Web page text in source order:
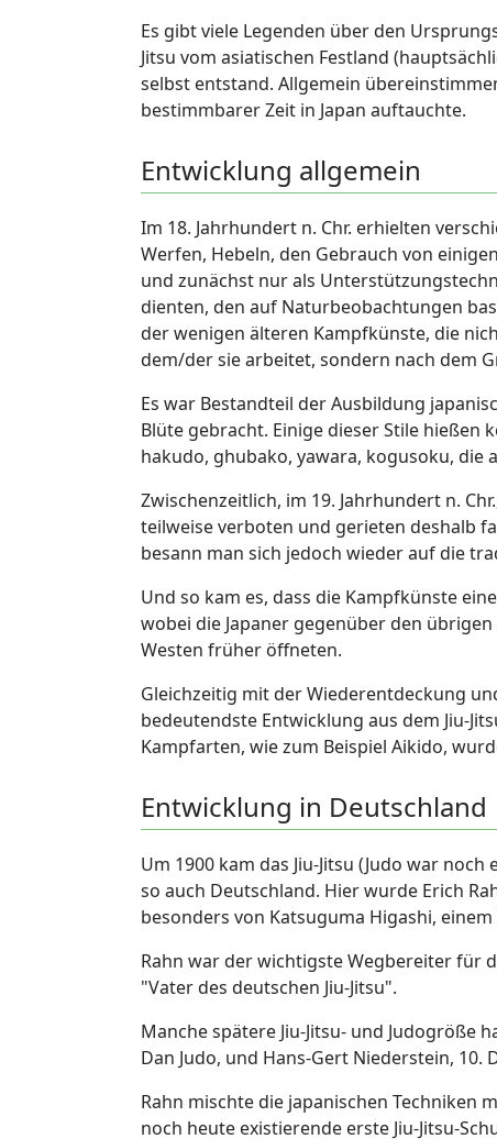
Es gibt viele Legenden über den
Jitsu vom asiatischen Festland
selbst entstand. Allgemein
bestimmbarer Zeit in Japan auftauchte.
Entwicklung allgemein
Im 18. Jahrhundert n. Chr. erhielten
Werfen, Hebeln, den Gebrauch von
und zunächst nur als
dienten, den auf Naturbeobachtungen
der wenigen älteren Kampfkünste, die
dem/der sie arbeitet, sondern nach dem
Es war Bestandteil der Ausbildung
Blüte gebracht. Einige dieser Stile
hakudo, ghubako, yawara, kogusoku, die
Zwischenzeitlich, im 19. Jahrhundert n.
teilweise verboten und gerieten deshalb
besann man sich jedoch wieder auf die
Und so kam es, dass die Kampfkünste
wobei die Japaner gegenüber den
Westen früher öffneten.
Gleichzeitig mit der Wiederentdeckung
bedeutendste Entwicklung aus dem Jiu-
Kampfarten, wie zum Beispiel Aikido,
Entwicklung in Deutschland
Um 1900 kam das Jiu-Jitsu (Judo war
so auch Deutschland. Hier wurde Erich
besonders von Katsuguma Higashi, einem
Rahn war der wichtigste Wegbereiter für
"Vater des deutschen Jiu-Jitsu".
Manche spätere Jiu-Jitsu- und Judogröße
Dan Judo, und Hans-Gert Niederstein, 10.
Rahn mischte die japanischen
noch heute existierende erste Jiu-Jitsu-